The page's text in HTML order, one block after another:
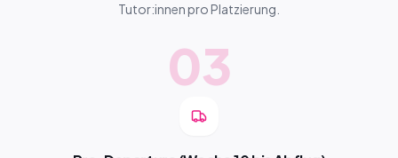
Tutor:innen pro Platzierung.
03